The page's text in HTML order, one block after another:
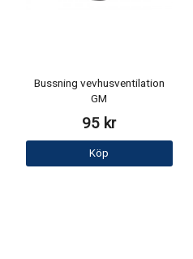
Bussning vevhusventilation
GM
95 kr
Köp